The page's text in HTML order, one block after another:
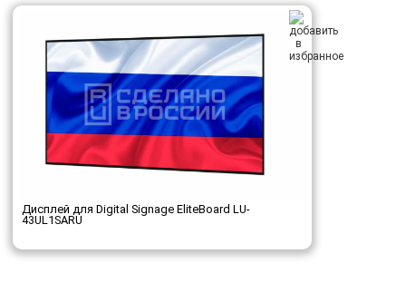
Дисплей для Digital Signage EliteBoard LU-
43UL1SARU